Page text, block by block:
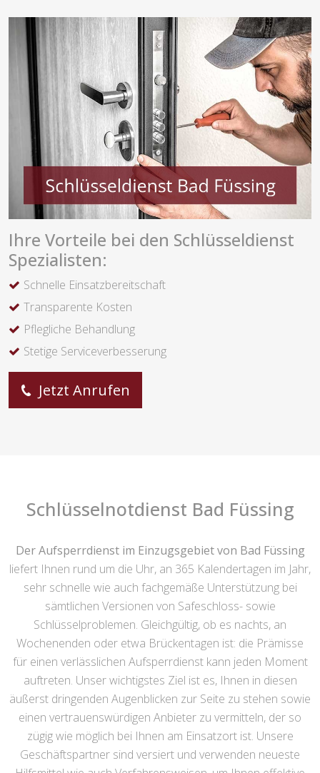
Ihre Vorteile bei den Schlüsseldienst
Spezialisten:
Schnelle Einsatzbereitschaft
Transparente Kosten
Pflegliche Behandlung
Stetige Serviceverbesserung
Jetzt Anrufen
Schlüsselnotdienst Bad Füssing
Der Aufsperrdienst im Einzugsgebiet von Bad Füssing
liefert Ihnen rund um die Uhr, an 365 Kalendertagen im Jahr,
sehr schnelle wie auch fachgemäße Unterstützung bei
sämtlichen Versionen von Safeschloss- sowie
Schlüsselproblemen. Gleichgültig, ob es nachts, an
Wochenenden oder etwa Brückentagen ist: die Prämisse
für einen verlässlichen Aufsperrdienst kann jeden Moment
auftreten. Unser wichtigstes Ziel ist es, Ihnen in diesen
äußerst dringenden Augenblicken zur Seite zu stehen sowie
einen vertrauenswürdigen Anbieter zu vermitteln, der so
zügig wie möglich bei Ihnen am Einsatzort ist. Unsere
Geschäftspartner sind versiert und verwenden neueste